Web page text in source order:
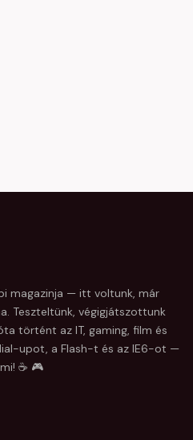
magazinja — itt voltunk, már
Teszteltünk, végigjátszottunk
történt az IT, gaming, film és
upot, a Flash-t és az IE6-ot —
☕ 🎮